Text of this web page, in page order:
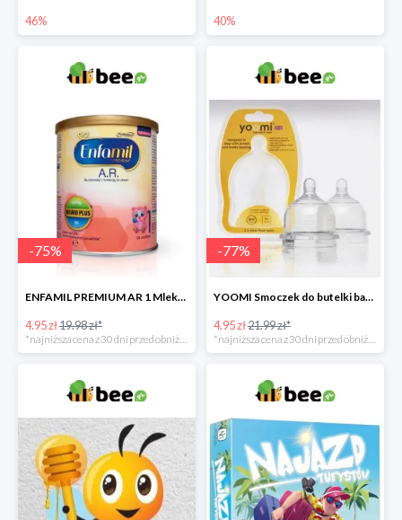
46% 40%
-75%
ENFAMIL PREMIUM AR 1 Mleko początkowe dla niemowląt -75%
4.95 zł19.98 zł*
*najniższa cena z 30 dni przed obniżką
-77%
YOOMI Smoczek do butelki bardzo wolny przepływ 0 m+ 2 szt. -77%
4.95 zł21.99 zł*
*najniższa cena z 30 dni przed obniżką